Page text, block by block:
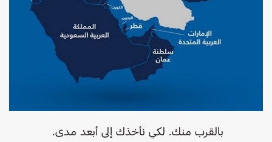
بالقرب منك. لكي نأخذك إلى أبعد مدى.